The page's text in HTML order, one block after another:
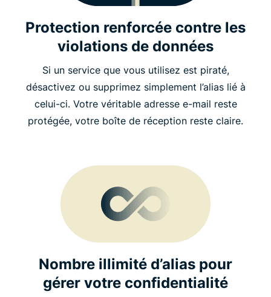
Protection renforcée contre les
violations de données
Si un service que vous utilisez est piraté,
désactivez ou supprimez simplement l’alias lié à
celui-ci. Votre véritable adresse e-mail reste
protégée, votre boîte de réception reste claire.
Nombre illimité d’alias pour
gérer votre confidentialité